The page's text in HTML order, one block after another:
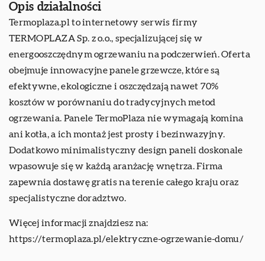
Opis działalności
Termoplaza.pl to internetowy serwis firmy
TERMOPLAZA Sp. z o.o., specjalizującej się w
energooszczędnym ogrzewaniu na podczerwień. Oferta
obejmuje innowacyjne panele grzewcze, które są
efektywne, ekologiczne i oszczędzają nawet 70%
kosztów w porównaniu do tradycyjnych metod
ogrzewania. Panele TermoPlaza nie wymagają komina
ani kotła, a ich montaż jest prosty i bezinwazyjny.
Dodatkowo minimalistyczny design paneli doskonale
wpasowuje się w każdą aranżację wnętrza. Firma
zapewnia dostawę gratis na terenie całego kraju oraz
specjalistyczne doradztwo.
Więcej informacji znajdziesz na:
https://termoplaza.pl/elektryczne-ogrzewanie-domu/